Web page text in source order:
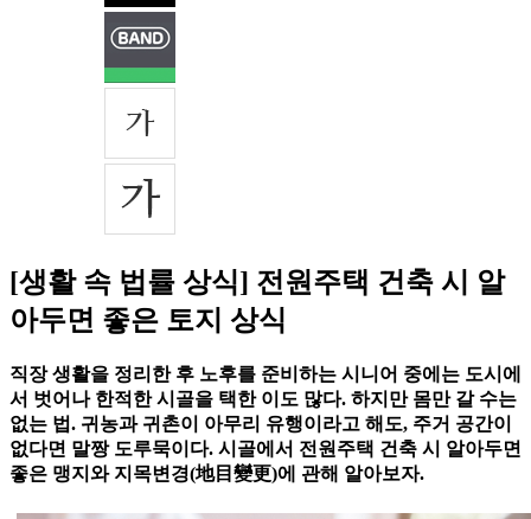
[생활 속 법률 상식] 전원주택 건축 시 알
아두면 좋은 토지 상식
직장 생활을 정리한 후 노후를 준비하는 시니어 중에는 도시에
서 벗어나 한적한 시골을 택한 이도 많다. 하지만 몸만 갈 수는
없는 법. 귀농과 귀촌이 아무리 유행이라고 해도, 주거 공간이
없다면 말짱 도루묵이다. 시골에서 전원주택 건축 시 알아두면
좋은 맹지와 지목변경(地目變更)에 관해 알아보자.